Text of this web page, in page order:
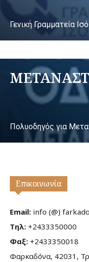
Γενική Γραμματεία
Πολυοδηγός για
Επικοινωνία
Email: info (@)
Τηλ: +2433350000
Φαξ: +2433350018
Φαρκαδόνα, 42031,